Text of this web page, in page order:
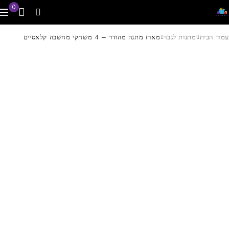
0
עמוד הבית מתנות לגבר מארז מתנה מהודר – 4 משחקי מחשבה קלאסיים